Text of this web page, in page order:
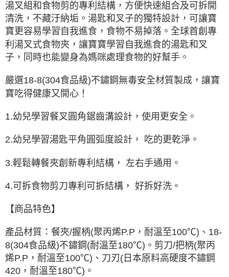
湯叉組和食物剪的專利結構，方便快速組合及可拆開
清洗，不藏汙納垢。湯匙和叉子的獨特設計，可讓寶
寶更容易學習自我進食，食物不易掉落。全球首創專
利湯叉式食物夾，讓寶寶學習自我進食的湯匙和叉
子，同時也能變身為媽咪處理食物的好幫手。
嚴選18-8(304食品級)不鏽鋼無毒安全材質製成，讓寶
寶吃得健康又開心！
1.幼兒學習餐叉圓角鋸齒溝設計，使用更安全。
2.幼兒學習湯匙平角圓弧度設計， 吃的更乾淨。
3.輕鬆轉餐夾創新專利結構， 左右手通用。
4.可拆食物剪刀專利可拆結構， 好拆好洗。
【商品特色】
產品材質：餐夾/握柄(聚丙烯P.P，耐溫至100℃)、18-
8(304食品級)不鏽鋼(耐溫至180℃)。剪刀/把柄(聚丙
烯P.P，耐溫至100℃)、刀刃(日本原料高硬度不鏽鋼
420，耐溫至180℃)。